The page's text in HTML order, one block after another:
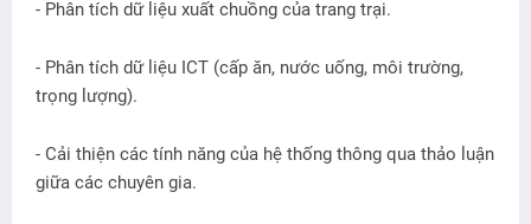
- Phân tích dữ liệu xuất chuồng của trang trại.
- Phân tích dữ liệu ICT (cấp ăn, nước uống, môi trường,
trọng lượng).
- Cải thiện các tính năng của hệ thống thông qua thảo luận
giữa các chuyên gia.